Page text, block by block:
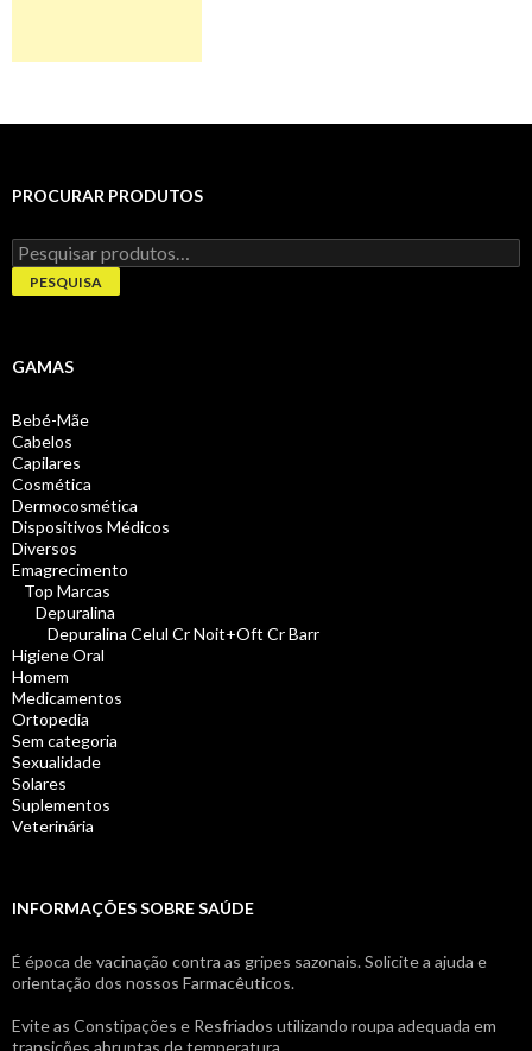
PROCURAR PRODUTOS
Pesquisar
por:
PESQUISA
GAMAS
Bebé-Mãe
Cabelos
Capilares
Cosmética
Dermocosmética
Dispositivos Médicos
Diversos
Emagrecimento
Top Marcas
Depuralina
Depuralina Celul Cr Noit+Oft Cr Barr
Higiene Oral
Homem
Medicamentos
Ortopedia
Sem categoria
Sexualidade
Solares
Suplementos
Veterinária
INFORMAÇÕES SOBRE SAÚDE
É época de vacinação contra as gripes sazonais. Solicite a ajuda e
orientação dos nossos Farmacêuticos.
Evite as Constipações e Resfriados utilizando roupa adequada em
transições abruptas de temperatura.